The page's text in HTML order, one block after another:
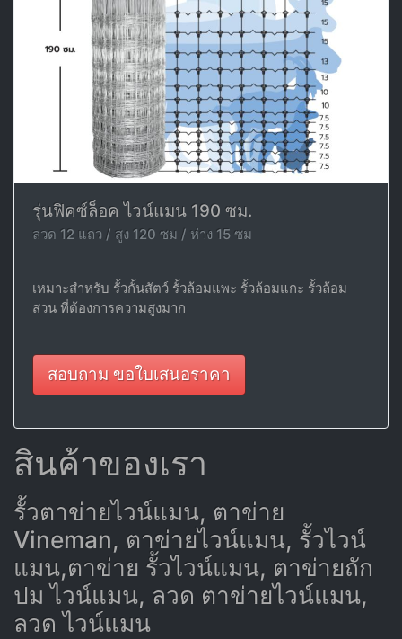
รุ่นฟิคซ์ล็อค ไวน์แมน 190 ซม.
ลวด 12 แถว / สูง 120 ซม / ห่าง 15 ซม
เหมาะสำหรับ รั้วกั้นสัตว์ รั้วล้อมแพะ รั้วล้อมแกะ รั้วล้อม
สวน ที่ต้องการความสูงมาก
สอบถาม ขอใบเสนอราคา
สินค้าของเรา
รั้วตาข่ายไวน์แมน, ตาข่าย
Vineman, ตาข่ายไวน์แมน, รั้วไวน์
แมน,ตาข่าย รั้วไวน์แมน, ตาข่ายถัก
ปม ไวน์แมน, ลวด ตาข่ายไวน์แมน,
ลวด ไวน์แมน